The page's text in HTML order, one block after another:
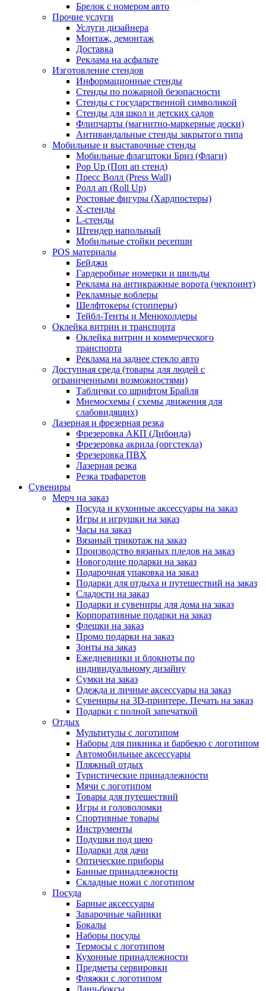
Брелок с номером авто
Прочие услуги
Услуги дизайнера
Монтаж, демонтаж
Доставка
Реклама на асфальте
Изготовление стендов
Информационные стенды
Стенды по пожарной безопасности
Стенды с государственной символикой
Стенды для школ и детских садов
Флипчарты (магнитно-маркерные доски)
Антивандальные стенды закрытого типа
Мобильные и выставочные стенды
Мобильные флагштоки Бриз (Флаги)
Pop Up (Поп ап стенд)
Пресс Волл (Press Wall)
Ролл ап (Roll Up)
Ростовые фигуры (Хардпостеры)
X-стенды
L-стенды
Штендер напольный
Мобильные стойки ресепшн
POS материалы
Бейджи
Гардеробные номерки и шильды
Реклама на антикражные ворота (чекпоинт)
Рекламные воблеры
Шелфтокеры (стопперы)
Тейбл-Тенты и Менюхолдеры
Оклейка витрин и транспорта
Оклейка витрин и коммерческого
транспорта
Реклама на заднее стекло авто
Доступная среда (товары для людей с
ограниченными возможностями)
Таблички со шрифтом Брайля
Мнемосхемы ( схемы движения для
слабовидящих)
Лазерная и фрезерная резка
Фрезеровка АКП (Дибонда)
Фрезеровка акрила (оргстекла)
Фрезеровка ПВХ
Лазерная резка
Резка трафаретов
Сувениры
Мерч на заказ
Посуда и кухонные аксессуары на заказ
Игры и игрушки на заказ
Часы на заказ
Вязаный трикотаж на заказ
Производство вязаных пледов на заказ
Новогодние подарки на заказ
Подарочная упаковка на заказ
Подарки для отдыха и путешествий на заказ
Сладости на заказ
Подарки и сувениры для дома на заказ
Корпоративные подарки на заказ
Флешки на заказ
Промо подарки на заказ
Зонты на заказ
Ежедневники и блокноты по
индивидуальному дизайну
Сумки на заказ
Одежда и личные аксессуары на заказ
Сувениры на 3D-принтере. Печать на заказ
Подарки с полной запечаткой
Отдых
Мультитулы с логотипом
Наборы для пикника и барбекю с логотипом
Автомобильные аксессуары
Пляжный отдых
Туристические принадлежности
Мячи с логотипом
Товары для путешествий
Игры и головоломки
Спортивные товары
Инструменты
Подушки под шею
Подарки для дачи
Оптические приборы
Банные принадлежности
Складные ножи с логотипом
Посуда
Барные аксессуары
Заварочные чайники
Бокалы
Наборы посуды
Термосы с логотипом
Кухонные принадлежности
Предметы сервировки
Фляжки с логотипом
Ланч-боксы